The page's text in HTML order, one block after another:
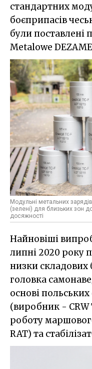
стандартних
боєприпасів
були поставлені
Metalowe
Модульні метальних
(зелені) для близьких зон
досяжності
Найновіші
липні 2020 року
низки складових
головка
основі
(виробник -
роботу
RAT) та